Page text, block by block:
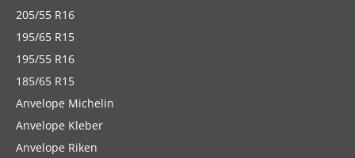
205/55 R16
195/65 R15
195/55 R16
185/65 R15
Anvelope Michelin
Anvelope Kleber
Anvelope Riken